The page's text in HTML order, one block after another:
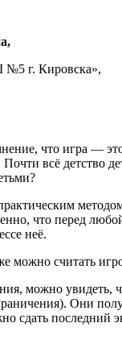
г. Кировска»,
что игра —
всё детство
что перед
неё.
можно считать
можно увидеть,
Они
сдать последний